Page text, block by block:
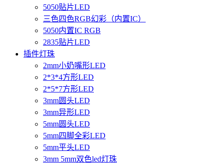
5050贴片LED
三色四色RGB幻彩（内置IC）
5050内置IC RGB
2835贴片LED
插件灯珠
2mm小奶嘴形LED
2*3*4方形LED
2*5*7方形LED
3mm圆头LED
3mm异形LED
5mm圆头LED
5mm四脚全彩LED
5mm平头LED
3mm 5mm双色led灯珠